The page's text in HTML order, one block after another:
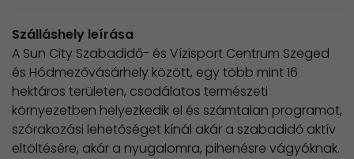
Szálláshely leírása
A Sun City Szabadidő- és Vízisport Centrum Szeged
és Hódmezővásárhely között, egy több mint 16
hektáros területen, csodálatos természeti
környezetben helyezkedik el és számtalan programot,
szórakozási lehetőséget kínál akár a szabadidő aktív
eltöltésére, akár a nyugalomra, pihenésre vágyóknak.